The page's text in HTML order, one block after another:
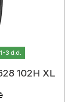
3 d.d.
102H XL